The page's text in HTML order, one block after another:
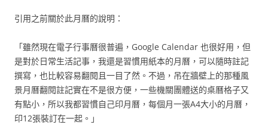
引用之前關於此月曆的說明：
「雖然現在電子行事曆很普遍，Google Calendar 也很好用，但
是對於日常生活記事，我還是習慣用紙本的月曆，可以隨時註記
撰寫，也比較容易翻閱且一目了然。不過，吊在牆壁上的那種風
景月曆翻閱註記實在不是很方便，一些機關團體送的桌曆格子又
有點小，所以我都習慣自己印月曆，每個月一張A4大小的月曆，
印12張裝訂在一起。」